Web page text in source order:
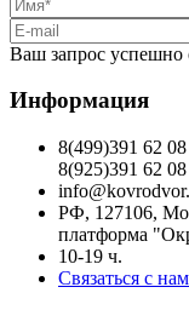
Ваш запрос успешно
Информация
8(499)391 62 08
8(925)391 62 08
РФ, 127106,
платформа
10-19 ч.
Связаться с